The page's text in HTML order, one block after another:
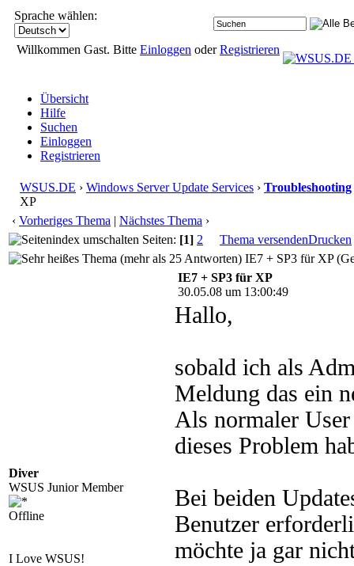
Sprache wählen:
Willkommen Gast. Bitte Einloggen oderRegistrieren
Übersicht
Hilfe
Suchen
Einloggen
Registrieren
WSUS.DE › Windows Server Update Services › Troubleshooting
XP
‹ Vorheriges Thema | Nächstes Thema ›
Seiten: [1] 2 Thema versendenDrucken
IE7 + SP3 für XP
Diver
WSUS Junior Member
Offline
I Love WSUS!
IE7 + SP3 für XP
30.05.08 um 13:00:49
Hallo,
sobald ich als
Meldung das ein
Als normaler
dieses Problem
Bei beiden
Benutzer
möchte ja gar